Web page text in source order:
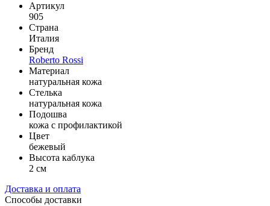
Артикул
905
Страна
Италия
Бренд
Roberto Rossi
Материал
натуральная кожа
Стелька
натуральная кожа
Подошва
кожа с профилактикой
Цвет
бежевый
Высота каблука
2 см
Доставка и оплата
Способы доставки